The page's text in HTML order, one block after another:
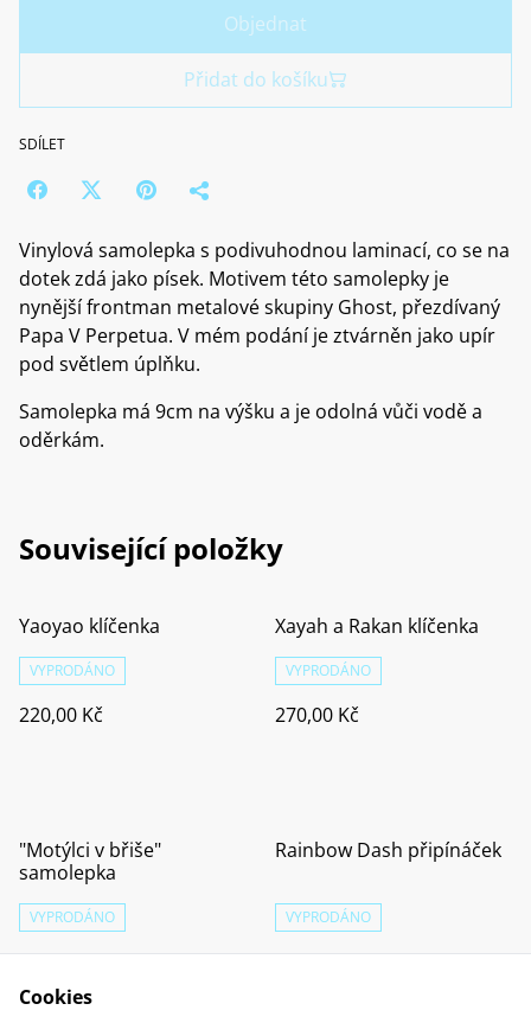
Objednat
Přidat do košíku
SDÍLET
Vinylová samolepka s podivuhodnou laminací, co se na
dotek zdá jako písek. Motivem této samolepky je
nynější frontman metalové skupiny Ghost, přezdívaný
Papa V Perpetua. V mém podání je ztvárněn jako upír
pod světlem úplňku.
Samolepka má 9cm na výšku a je odolná vůči vodě a
oděrkám.
Související položky
Yaoyao klíčenka
VYPRODÁNO
220,00 Kč
Xayah a Rakan klíčenka
VYPRODÁNO
270,00 Kč
"Motýlci v břiše"
samolepka
VYPRODÁNO
50,00 Kč
Rainbow Dash připínáček
VYPRODÁNO
120,00 Kč
Cookies